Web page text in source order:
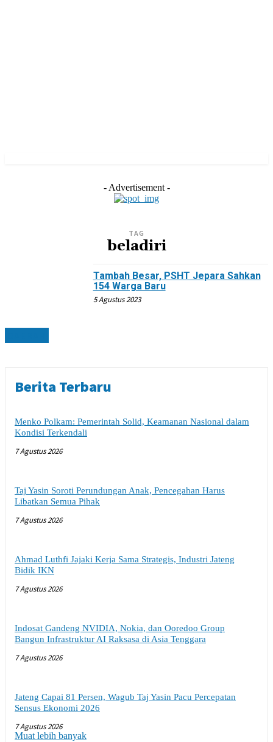
- Advertisement -
TAG
beladiri
Tambah Besar, PSHT Jepara Sahkan
154 Warga Baru
5 Agustus 2023
Berita Terbaru
Menko Polkam: Pemerintah Solid, Keamanan Nasional dalam
Kondisi Terkendali
7 Agustus 2026
Taj Yasin Soroti Perundungan Anak, Pencegahan Harus
Libatkan Semua Pihak
7 Agustus 2026
Ahmad Luthfi Jajaki Kerja Sama Strategis, Industri Jateng
Bidik IKN
7 Agustus 2026
Indosat Gandeng NVIDIA, Nokia, dan Ooredoo Group
Bangun Infrastruktur AI Raksasa di Asia Tenggara
7 Agustus 2026
Jateng Capai 81 Persen, Wagub Taj Yasin Pacu Percepatan
Sensus Ekonomi 2026
7 Agustus 2026
Muat lebih banyak